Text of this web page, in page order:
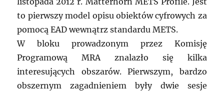
to pierwszy model opisu obiektów cyfrowych za
pomocą EAD wewnątrz standardu METS.
W bloku prowadzonym przez Komisję
Programową MRA znalazło się kilka
interesujących obszarów. Pierwszym, bardzo
obszernym zagadnieniem były dwie sesje